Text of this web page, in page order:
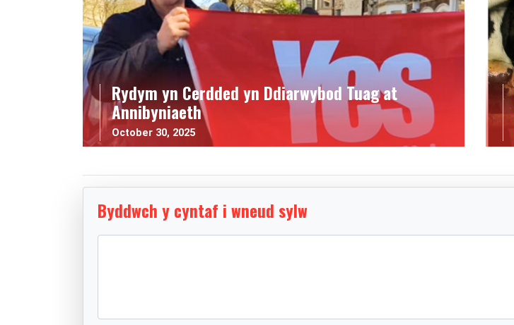
Rydym yn Cerdded yn Ddiarwybod Tuag at
Annibyniaeth
October 30, 2025
Byddwch y cyntaf i wneud sylw